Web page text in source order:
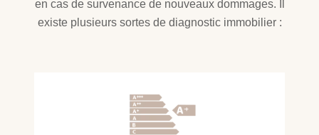
en cas de survenance de nouveaux dommages. Il
existe plusieurs sortes de diagnostic immobilier :